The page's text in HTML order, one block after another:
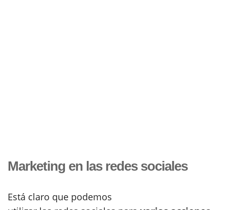
Marketing en las redes sociales
Está claro que podemos